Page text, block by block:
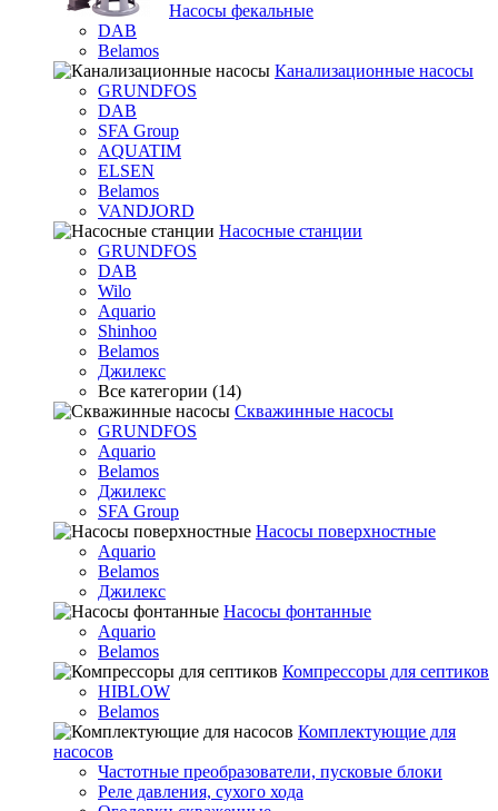
Насосы фекальные
DAB
Belamos
Канализационные насосы
GRUNDFOS
DAB
SFA Group
AQUATIM
ELSEN
Belamos
VANDJORD
Насосные станции
GRUNDFOS
DAB
Wilo
Aquario
Shinhoo
Belamos
Джилекс
Все категории (14)
Скважинные насосы
GRUNDFOS
Aquario
Belamos
Джилекс
SFA Group
Насосы поверхностные
Aquario
Belamos
Джилекс
Насосы фонтанные
Aquario
Belamos
Компрессоры для септиков
HIBLOW
Belamos
Комплектующие для
насосов
Частотные преобразователи, пусковые блоки
Реле давления, сухого хода